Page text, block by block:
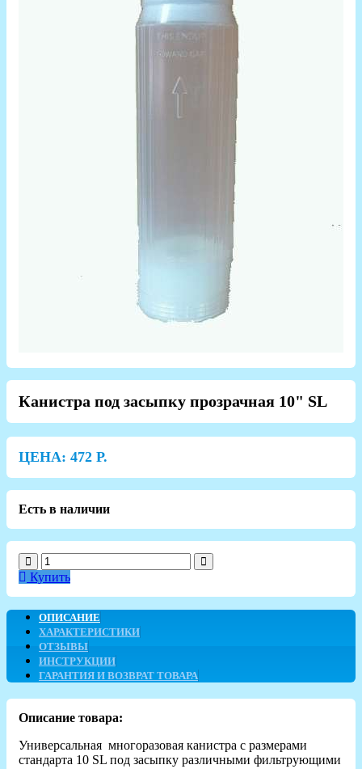
Канистра под засыпку прозрачная 10" SL
ЦЕНА: 472 Р.
Есть в наличии
Купить
ОПИСАНИЕ
ХАРАКТЕРИСТИКИ
ОТЗЫВЫ
ИНСТРУКЦИИ
ГАРАНТИЯ И ВОЗВРАТ ТОВАРА
Описание товара:
Универсальная многоразовая канистра с размерами
стандарта 10 SL под засыпку различными фильтрующими